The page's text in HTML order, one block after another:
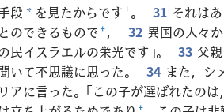
段 * を見たからです+。 31 それは
とのできるもので+， 32 異国の人々
民イスラエルの栄光です」。
33 父
いて不思議に思った。
34 また，シ
リアに言った。「この子が選ばれたの